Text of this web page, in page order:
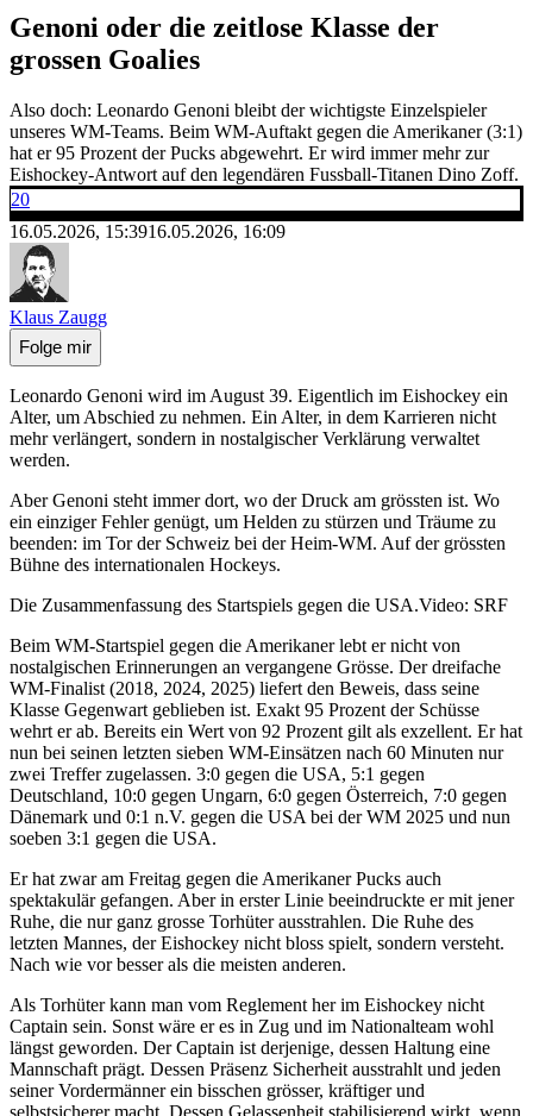
Genoni oder die zeitlose Klasse der
grossen Goalies
Also doch: Leonardo Genoni bleibt der wichtigste Einzelspieler
unseres WM-Teams. Beim WM-Auftakt gegen die Amerikaner (3:1)
hat er 95 Prozent der Pucks abgewehrt. Er wird immer mehr zur
Eishockey-Antwort auf den legendären Fussball-Titanen Dino Zoff.
20
16.05.2026, 15:3916.05.2026, 16:09
Klaus Zaugg
Folge mir
Leonardo Genoni wird im August 39. Eigentlich im Eishockey ein
Alter, um Abschied zu nehmen. Ein Alter, in dem Karrieren nicht
mehr verlängert, sondern in nostalgischer Verklärung verwaltet
werden.
Aber Genoni steht immer dort, wo der Druck am grössten ist. Wo
ein einziger Fehler genügt, um Helden zu stürzen und Träume zu
beenden: im Tor der Schweiz bei der Heim-WM. Auf der grössten
Bühne des internationalen Hockeys.
Die Zusammenfassung des Startspiels gegen die USA.Video: SRF
Beim WM-Startspiel gegen die Amerikaner lebt er nicht von
nostalgischen Erinnerungen an vergangene Grösse. Der dreifache
WM-Finalist (2018, 2024, 2025) liefert den Beweis, dass seine
Klasse Gegenwart geblieben ist. Exakt 95 Prozent der Schüsse
wehrt er ab. Bereits ein Wert von 92 Prozent gilt als exzellent. Er hat
nun bei seinen letzten sieben WM-Einsätzen nach 60 Minuten nur
zwei Treffer zugelassen. 3:0 gegen die USA, 5:1 gegen
Deutschland, 10:0 gegen Ungarn, 6:0 gegen Österreich, 7:0 gegen
Dänemark und 0:1 n.V. gegen die USA bei der WM 2025 und nun
soeben 3:1 gegen die USA.
Er hat zwar am Freitag gegen die Amerikaner Pucks auch
spektakulär gefangen. Aber in erster Linie beeindruckte er mit jener
Ruhe, die nur ganz grosse Torhüter ausstrahlen. Die Ruhe des
letzten Mannes, der Eishockey nicht bloss spielt, sondern versteht.
Nach wie vor besser als die meisten anderen.
Als Torhüter kann man vom Reglement her im Eishockey nicht
Captain sein. Sonst wäre er es in Zug und im Nationalteam wohl
längst geworden. Der Captain ist derjenige, dessen Haltung eine
Mannschaft prägt. Dessen Präsenz Sicherheit ausstrahlt und jeden
seiner Vordermänner ein bisschen grösser, kräftiger und
selbstsicherer macht. Dessen Gelassenheit stabilisierend wirkt, wenn